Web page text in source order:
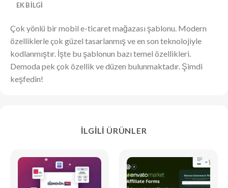
EK BILGI
Çok yönlü bir mobil e-ticaret mağazası şablonu. Modern
özelliklerle çok güzel tasarlanmış ve en son teknolojiyle
kodlanmıştır. İşte bu şablonun bazı temel özellikleri.
Demoda pek çok özellik ve düzen bulunmaktadır. Şimdi
keşfedin!
İLGILI ÜRÜNLER